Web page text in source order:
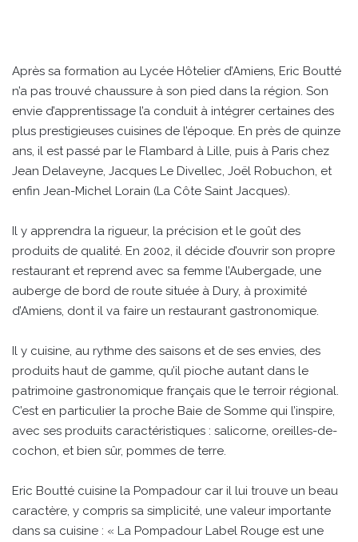
Après sa formation au Lycée Hôtelier d’Amiens, Eric Boutté
n’a pas trouvé chaussure à son pied dans la région. Son
envie d’apprentissage l’a conduit à intégrer certaines des
plus prestigieuses cuisines de l’époque. En près de quinze
ans, il est passé par le Flambard à Lille, puis à Paris chez
Jean Delaveyne, Jacques Le Divellec, Joël Robuchon, et
enfin Jean-Michel Lorain (La Côte Saint Jacques).
Il y apprendra la rigueur, la précision et le goût des
produits de qualité. En 2002, il décide d’ouvrir son propre
restaurant et reprend avec sa femme l’Aubergade, une
auberge de bord de route située à Dury, à proximité
d’Amiens, dont il va faire un restaurant gastronomique.
Il y cuisine, au rythme des saisons et de ses envies, des
produits haut de gamme, qu’il pioche autant dans le
patrimoine gastronomique français que le terroir régional.
C’est en particulier la proche Baie de Somme qui l’inspire,
avec ses produits caractéristiques : salicorne, oreilles-de-
cochon, et bien sûr, pommes de terre.
Eric Boutté cuisine la Pompadour car il lui trouve un beau
caractère, y compris sa simplicité, une valeur importante
dans sa cuisine : « La Pompadour Label Rouge est une